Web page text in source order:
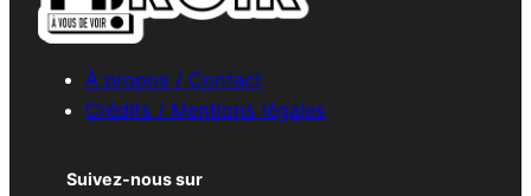
À propos / Contact
Crédits / Mentions légales
Suivez-nous sur